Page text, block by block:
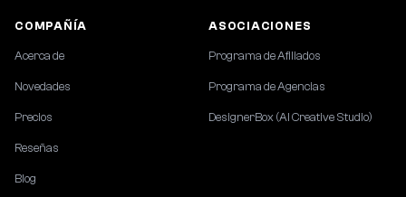
COMPAÑÍA
Acerca de
Novedades
Precios
Reseñas
Blog
ASOCIACIONES
Programa de Afiliados
Programa de Agencias
DesignerBox (AI Creative Studio)